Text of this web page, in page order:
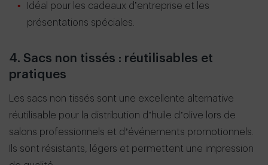
Idéal pour les cadeaux d’entreprise et les
présentations spéciales.
4. Sacs non tissés : réutilisables et
pratiques
Les sacs non tissés sont une excellente alternative
réutilisable pour la distribution d’huile d’olive lors de
salons professionnels et d’événements promotionnels.
Ils sont résistants, légers et permettent une impression